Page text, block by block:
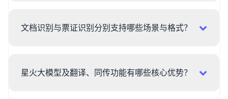
文档识别与票证识别分别支持哪些场景与格式？
星火大模型及翻译、同传功能有哪些核心优势？